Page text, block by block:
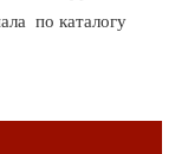
по каталогу